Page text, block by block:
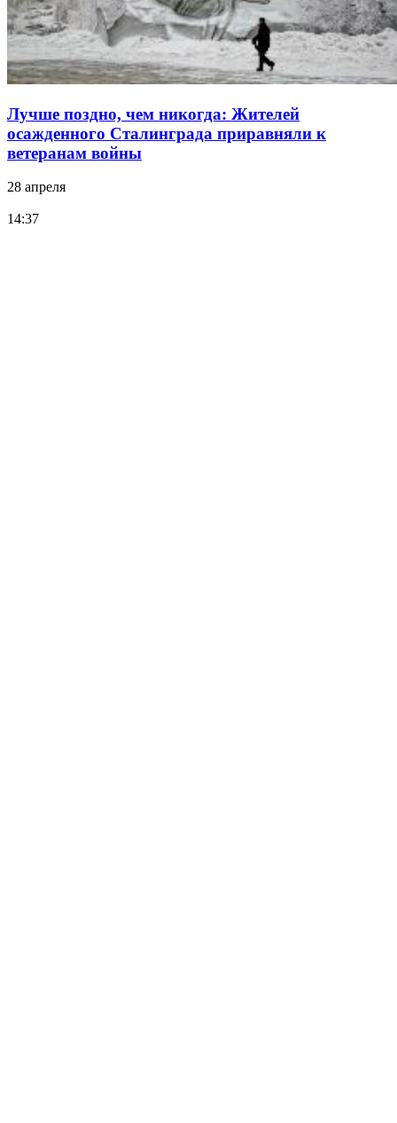
Лучше поздно, чем никогда: Жителей
осажденного Сталинграда приравняли к
ветеранам войны
28 апреля
14:37